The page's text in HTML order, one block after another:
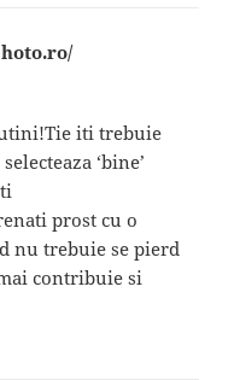
spune:
iti trebuie
‘bine’
prost cu o
nu trebuie se pierd
contribuie si